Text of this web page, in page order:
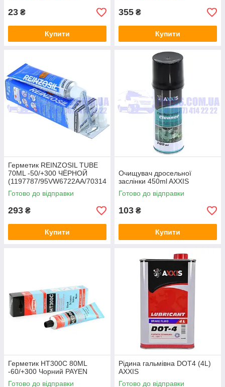
23 ₴
Купити
355 ₴
Купити
Герметик REINZOSIL TUBE
70ML -50/+300 ЧЁРНОЙ
(1197787/95VW6722AA/70314
1410) VICTOR REINZ
Готово до відправки
293 ₴
Купити
Очищувач дросельної
заслінки 450ml AXXIS
Готово до відправки
103 ₴
Купити
Герметик HT300C 80ML
-60/+300 Чорний PAYEN
Готово до відправки
Рідина гальмівна DOT4 (4L)
AXXIS
Готово до відправки